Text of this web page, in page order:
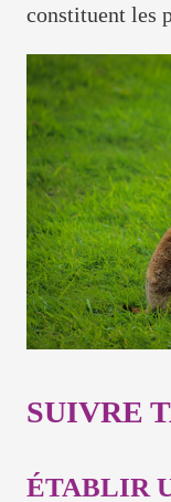
constituent les
SUIVRE
ÉTABLIR